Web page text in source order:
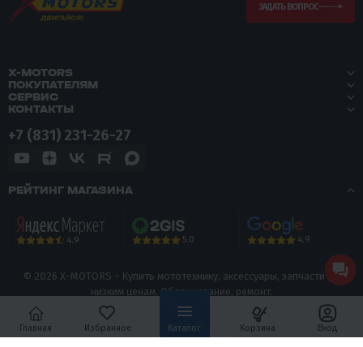
ЗАДАТЬ ВОПРОС
X-MOTORS
ПОКУПАТЕЛЯМ
СЕРВИС
КОНТАКТЫ
+7 (831) 231-26-27
РЕЙТИНГ МАГАЗИНА
4.9 5.0 4.9
© 2026 X-MOTORS - Купить мототехнику, аксессуары, запчасти по
низким ценам. Обслуживание, ремонт.
Политика конфиденциальности
Главная Вход
Избранное Каталог Корзина